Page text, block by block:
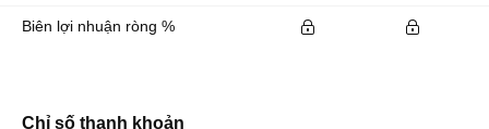
Biên lợi nhuận ròng %
Chỉ số thanh khoản